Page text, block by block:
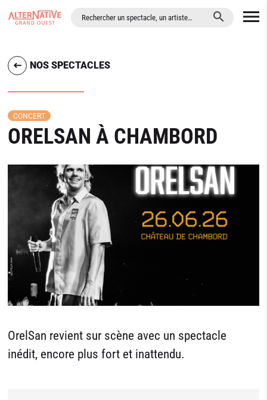
NOS SPECTACLES
CONCERT
ORELSAN À CHAMBORD
OrelSan revient sur scène avec un spectacle
inédit, encore plus fort et inattendu.